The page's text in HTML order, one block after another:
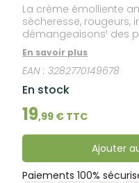
La crème émolliente
sécheresse, rougeurs,
démangeaisons¹ des
l’eczéma atopique.
Dès la naissance.
adultes. Apaise les
360° réduit également
renforce la barrière
microbiome. Une
non grasse et non
triplement apaisante
geste quotidien,
respecte la fragilité
atopique tout en
En savoir plus
EAN :3282770149678
En stock
19,99 € TTC
Ajouter
Paiements 100%